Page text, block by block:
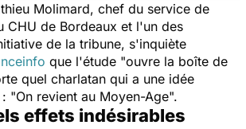
Molimard, chef du service de
CHU de Bordeaux et l'un des
de la tribune, s'inquiète
que l'étude "ouvre la boîte de
quel charlatan qui a une idée
: "On revient au Moyen-Age".
effets indésirables